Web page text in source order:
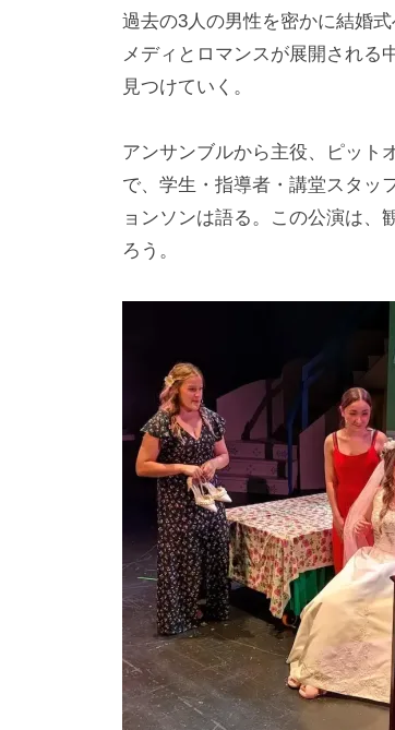
過去の3人の男性を密かに結婚
メディとロマンスが展開される
見つけていく。
アンサンブルから主役、ピット
で、学生・指導者・講堂スタッ
ョンソンは語る。この公演は、
ろう。